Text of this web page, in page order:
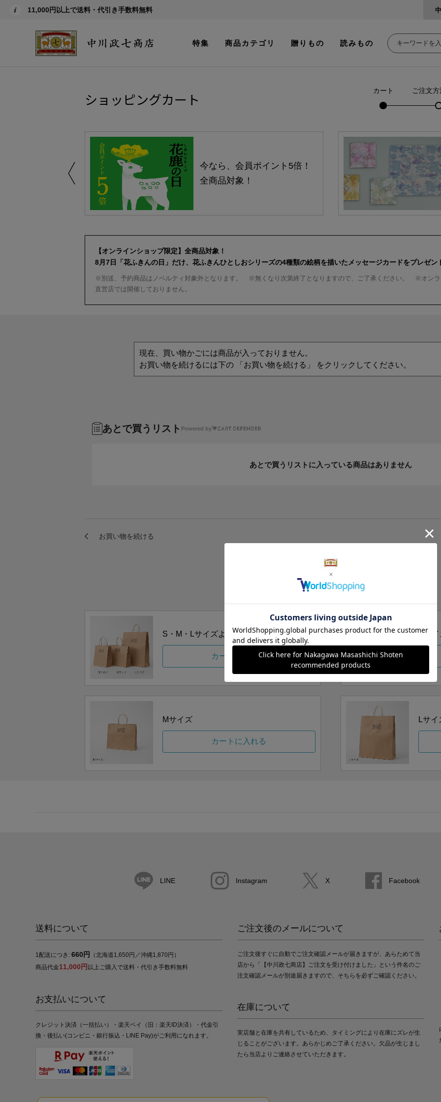
11,000円以上で送料・代引き手数料無料
特集 商品カテゴリ 贈りもの 読みもの
ショッピングカート カート ご注文
今なら、会員ポイント5倍！
全商品対象！
【オンラインショップ限定】全商品対象！
8月7日「花ふきんの日」だけ、花ふきんひとしおシリーズの4種類の絵柄を描いたメッセージカードをプレゼン
※別送、予約商品はノベルティ対象外となります。 ※無くなり次第終了となりますので、ご了承ください。 ※オンラ
直営店では開催しておりません。
現在、買い物かごには商品が入っておりません。
お買い物を続けるには下の 「お買い物を続ける」 をクリックしてください。
あとで買うリスト Powered by
あとで買うリストに入っている商品はありません
手提げ袋（有料）はこちら
S・M・Lサイズより当店にお任せ
カートに入れる
Sサイ
Mサイズ
カートに入れる
Lサイ
LINE Instagram X Facebook
送料について
1配送につき: 660円
（北海道1,650円／沖縄1,870円）
商品代金11,000円 以上ご購入で送料・代引き手数料無料
お支払いについて
クレジット決済（一括払い）・楽天ペイ（旧：楽天ID決済）・代金引
換・後払い(コンビニ・銀行振込・LINE Pay)がご利用になれます。
ご注文後のメールについて
ご注文後すぐに自動でご注文確認メールが届きますが、あらためて当
店から「【中川政七商店】ご注文を受け付けました」という件名のご
注文確認メールが別途届きますので、そちらを必ずご確認ください。
在庫について
実店舗と在庫を共有しているため、タイミングにより在庫にズレが生
じることがございます。あらかじめご了承ください。欠品が生じまし
たら当店よりご連絡させていただきます。